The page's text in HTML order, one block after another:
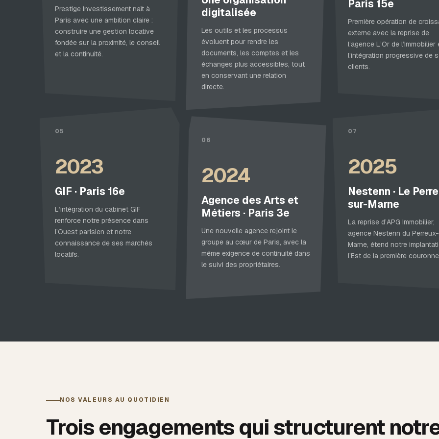
Prestige Investissement naît à
Paris avec une ambition claire :
construire une gestion locative
fondée sur la proximité, le conseil
et la continuité.
digitalisée
Les outils et les processus
évoluent pour rendre les
documents, les comptes et les
échanges plus accessibles, tout
en conservant une relation
directe.
Paris 15e
Première opération de
externe avec la reprise de
l’agence L’Or de l’Immobilier
l’intégration progressive de
clients.
05
2023
GIF · Paris 16e
L’intégration du cabinet GIF
renforce notre présence dans
l’Ouest parisien et notre
connaissance de ses marchés
locatifs.
06
2024
Agence des Arts et
Métiers · Paris 3e
Une nouvelle agence rejoint le
groupe au cœur de Paris, avec la
même exigence de continuité dans
le suivi des propriétaires.
07
2025
Nestenn · Le
sur-Marne
La reprise d’APG Immobilier,
agence Nestenn du
Marne, étend notre
l’Est de la première
NOS VALEURS AU QUOTIDIEN
Trois engagements qui structurent